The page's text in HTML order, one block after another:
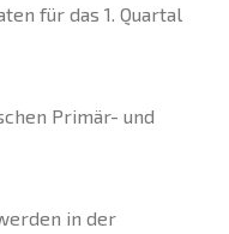
für das 1. Quartal
Primär- und
in der